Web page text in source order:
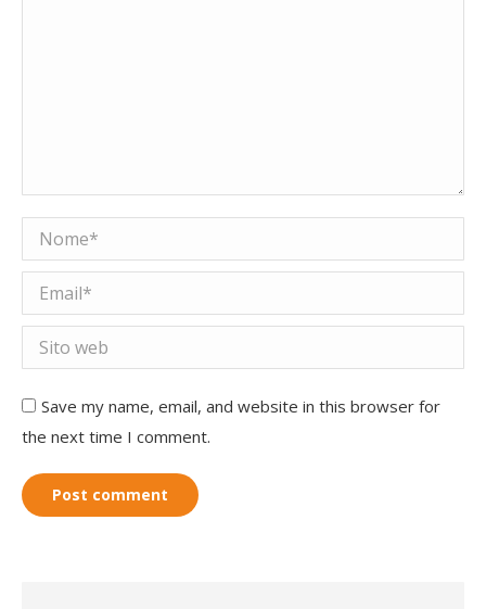
Nome *
Email *
Sito web
Save my name, email, and website in this browser for
the next time I comment.
Post comment